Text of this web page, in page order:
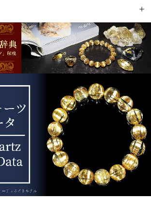
GEM REPORT
ご注文商品の宝石鑑別書をご用意す
ることもできます。